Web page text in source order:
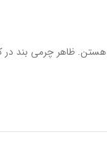
هستن. ظاهر چرمی بند در